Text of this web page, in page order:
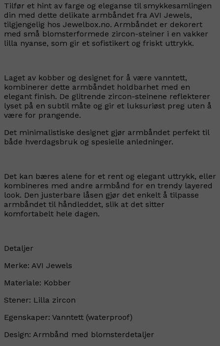
Tilfør et hint av farge og eleganse til smykkesamlingen
din med dette delikate armbåndet fra AVI Jewels,
tilgjengelig hos Jewelbox.no. Armbåndet er dekorert
med små blomsterformede zircon-steiner i en vakker
lilla nyanse, som gir et sofistikert og friskt uttrykk.
Laget av kobber og designet for å være vanntett,
kombinerer dette armbåndet holdbarhet med en
elegant finish. De glitrende zircon-steinene reflekterer
lyset på en subtil måte og gir et luksuriøst preg uten å
være for prangende.
Det minimalistiske designet gjør armbåndet perfekt til
både hverdagsbruk og spesielle anledninger.
Det kan bæres alene for et rent og elegant uttrykk, eller
kombineres med andre armbånd for en trendy layered
look. Den justerbare låsen gjør det enkelt å tilpasse
armbåndet til håndleddet, slik at det sitter
komfortabelt hele dagen.
Detaljer
Merke: AVI Jewels
Materiale: Kobber
Stener: Lilla zircon
Egenskaper: Vanntett (waterproof)
Design: Armbånd med blomsterdetaljer